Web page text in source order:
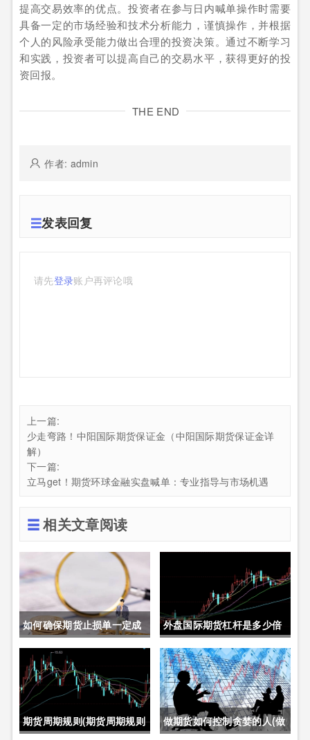
提高交易效率的优点。投资者在参与日内喊单操作时需要
具备一定的市场经验和技术分析能力，谨慎操作，并根据
个人的风险承受能力做出合理的投资决策。通过不断学习
和实践，投资者可以提高自己的交易水平，获得更好的投
资回报。
THE END
作者: admin
发表回复
请先登录账户再评论哦
上一篇:
少走弯路！中阳国际期货保证金（中阳国际期货保证金详
解）
下一篇:
立马get！期货环球金融实盘喊单：专业指导与市场机遇
相关文章阅读
如何确保期货止损单一定成
交成功(如何确保期货止损单
一定成交成功呢)
外盘国际期货杠杆是多少倍
(外盘国际期货杠杆是多少倍
的)
期货周期规则(期货周期规则 做期货如何控制贪婪的人(做